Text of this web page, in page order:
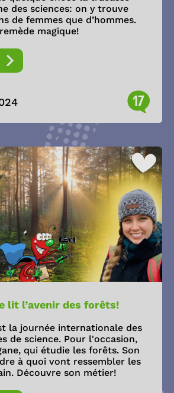
des sciences: on y trouve
de femmes que d’hommes.
magique!
17
lit l’avenir des forêts!
la journée internationale des
de science. Pour l'occasion,
qui étudie les forêts. Son
à quoi vont ressembler les
Découvre son métier!